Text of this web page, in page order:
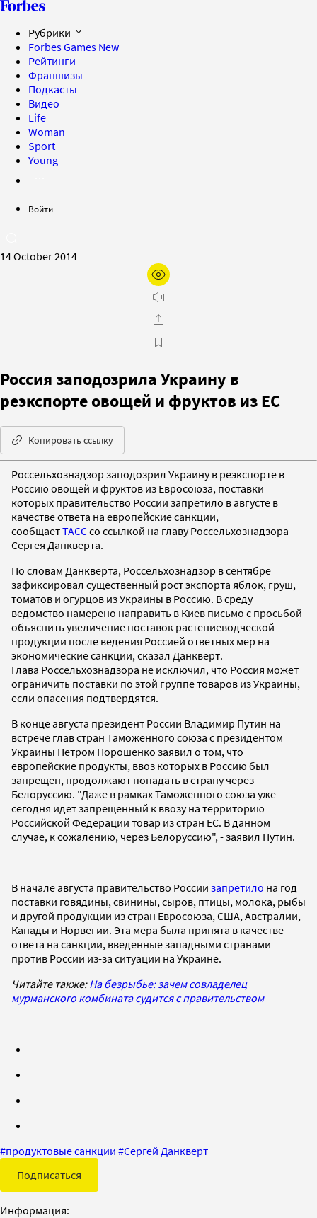
Рубрики
Forbes Games New
Рейтинги
Франшизы
Подкасты
Видео
Life
Woman
Sport
Young
Войти
14 October 2014
Россия заподозрила Украину в
реэкспорте овощей и фруктов из ЕС
Копировать ссылку
Россельхознадзор заподозрил Украину в реэкспорте в
Россию овощей и фруктов из Евросоюза, поставки
которых правительство России запретило в августе в
качестве ответа на европейские санкции,
сообщаетТАССсо ссылкой на главу Россельхознадзора
Сергея Данкверта.
По словам Данкверта, Россельхознадзор в сентябре
зафиксировал существенный рост экспорта яблок, груш,
томатов и огурцов из Украины в Россию. В среду
ведомство намерено направить в Киев письмо с просьбой
объяснить увеличение поставок растениеводческой
продукции после ведения Россией ответных мер на
экономические санкции, сказал Данкверт.
Глава Россельхознадзора не исключил, что Россия может
ограничить поставки по этой группе товаров из Украины,
если опасения подтвердятся.
В конце августа президент России Владимир Путин на
встрече глав стран Таможенного союза с президентом
Украины Петром Порошенко заявил о том, что
европейские продукты, ввоз которых в Россию был
запрещен, продолжают попадать в страну через
Белоруссию. "Даже в рамках Таможенного союза уже
сегодня идет запрещенный к ввозу на территорию
Российской Федерации товар из стран ЕС. В данном
случае, к сожалению, через Белоруссию", - заявил Путин.
В начале августа правительство России запретило на год
поставки говядины, свинины, сыров, птицы, молока, рыбы
и другой продукции из стран Евросоюза, США, Австралии,
Канады и Норвегии. Эта мера была принята в качестве
ответа на санкции, введенные западными странами
против России из-за ситуации на Украине.
Читайте также:На безрыбье: зачем совладелец
мурманского комбината судится с правительством
#продуктовые санкции #Сергей Данкверт
Подписаться
Информация: